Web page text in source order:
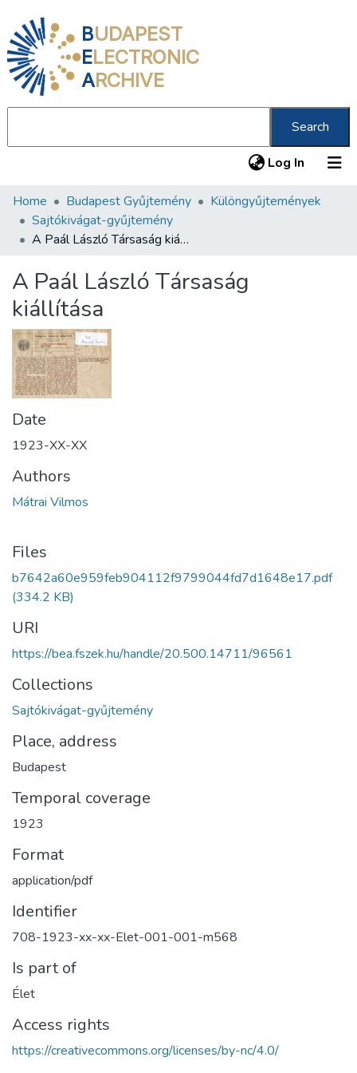
BUDAPEST
ELECTRONIC
ARCHIVE
Search
Log In (current)
Communities & Collections
All of DSpace
About us
Home Budapest Gyűjtemény
Különgyűjtemények
Sajtókivágat-gyűjtemény
A Paál László Társaság kiállítása
A Paál László Társaság
kiállítása
Date
1923-XX-XX
Authors
Mátrai Vilmos
Files
b7642a60e959feb904112f9799044fd7d1648e17.pdf
(334.2 KB)
URI
https://bea.fszek.hu/handle/20.500.14711/96561
Collections
Sajtókivágat-gyűjtemény
Place, address
Budapest
Temporal coverage
1923
Format
application/pdf
Identifier
708-1923-xx-xx-Elet-001-001-m568
Is part of
Élet
Access rights
https://creativecommons.org/licenses/by-nc/4.0/